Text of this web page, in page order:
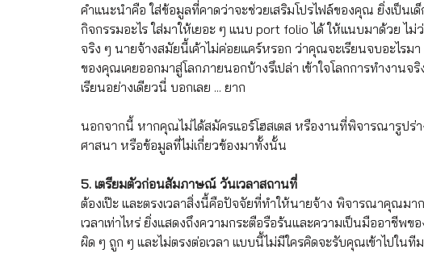
คำแนะนำคือ ใส่ข้อมูลที่คาดว่าจะช่วยเสริมโปรไฟล์ของคุณ ยิ่งเป็นเ
กิจกรรมอะไร ใส่มาให้เยอะ ๆ แนบ port folio ได้ ให้แนบมาด้วย ไม่
จริง ๆ นายจ้างสมัยนี้เค้าไม่ค่อยแคร์หรอก ว่าคุณจะเรียนจบอะไรม
ของคุณเคยออกมาสู่โลกภายนอกบ้างรึเปล่า เข้าใจโลกการทำงานจ
เรียนอย่างเดียวนี่ บอกเลย ... ยาก
นอกจากนี้ หากคุณไม่ได้สมัครแอร์โฮสเตส หรืองานที่พิจารณารูปร่
ศาสนา หรือข้อมูลที่ไม่เกี่ยวข้องมาทั้งนั้น
5. เตรียมตัวก่อนสัมภาษณ์ วันเวลาสถานที่
ต้องเป๊ะ และตรงเวลาสิ่งนี้คือปัจจัยที่ทำให้นายจ้าง พิจารณาคุณมา
เวลาเท่าไหร่ ยิ่งแสดงถึงความกระตือรือร้นและความเป็นมืออาชีพ
ผิด ๆ ถูก ๆ และไม่ตรงต่อเวลา แบบนี้ไม่มีใครคิดจะรับคุณเข้าไปในที